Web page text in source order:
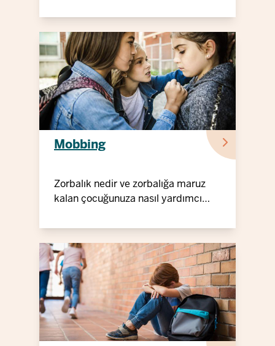
Mobbing
Zorbalık nedir ve zorbalığa maruz
kalan çocuğunuza nasıl yardımcı